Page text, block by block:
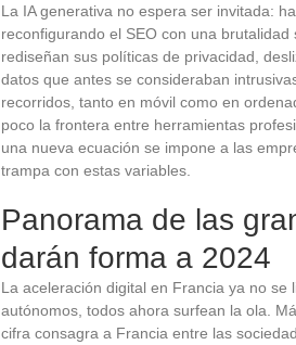
La IA generativa no espera ser invitada:
reconfigurando el SEO con una
rediseñan sus políticas de privacidad,
datos que antes se consideraban
recorridos, tanto en móvil como en
poco la frontera entre herramientas
una nueva ecuación se impone a las
trampa con estas variables.
Panorama de las
darán forma a 2024
La aceleración digital en Francia ya no se
autónomos, todos ahora surfean la ola.
cifra consagra a Francia entre las